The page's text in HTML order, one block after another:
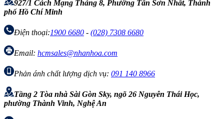
927/1 Cách Mạng Tháng 8, Phường Tân Sơn Nhất, Thành
phố Hồ Chí Minh
Điện thoại:1900 6680 - (028) 7308 6680
Email: hcmsales@nhanhoa.com
Phản ánh chất lượng dịch vụ: 091 140 8966
Tầng 2 Tòa nhà Sài Gòn Sky, ngõ 26 Nguyễn Thái Học,
phường Thành Vinh, Nghệ An